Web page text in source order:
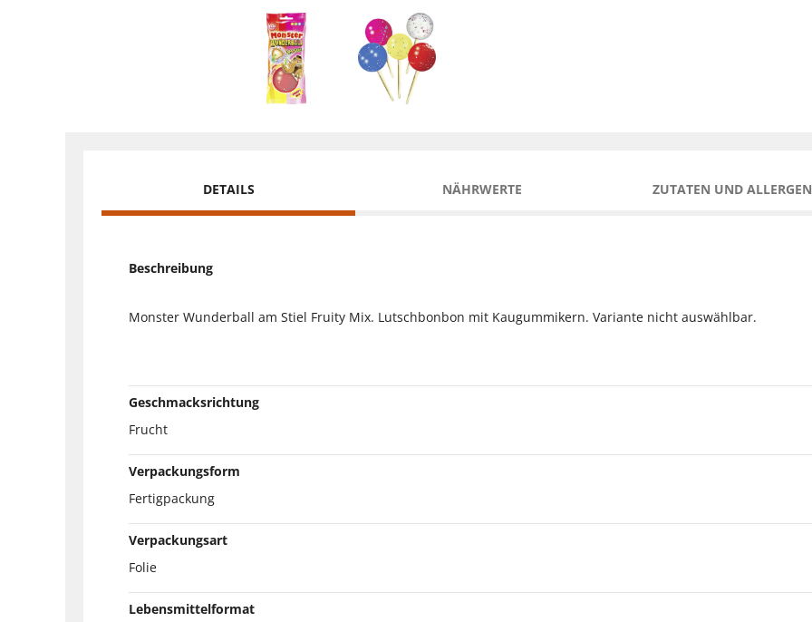
DETAILS NÄHRWERTE ZUTATEN UND
Beschreibung
Monster Wunderball am Stiel Fruity Mix. Lutschbonbon mit Kaugummikern. Variante nicht auswählbar.
Geschmacksrichtung
Frucht
Verpackungsform
Fertigpackung
Verpackungsart
Folie
Lebensmittelformat